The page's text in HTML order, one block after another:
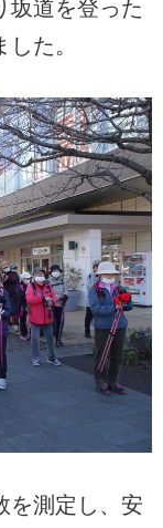
道を登った
た。
を測定し、安